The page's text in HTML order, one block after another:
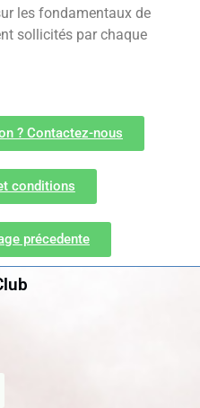
les fondamentaux de
sollicités par chaque
? Contactez-nous
conditions
précedente